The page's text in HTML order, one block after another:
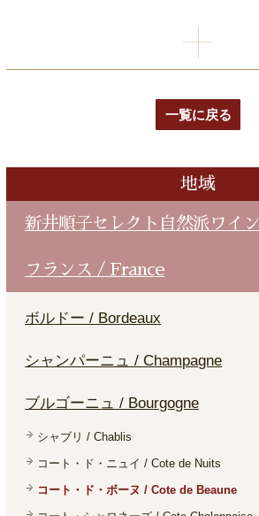
一覧に戻る
地域
新井順子セレクト自然派ワイン
フランス / France
ボルドー / Bordeaux
シャンパーニュ / Champagne
ブルゴーニュ / Bourgogne
シャブリ / Chablis
コート・ド・ニュイ / Cote de Nuits
コート・ド・ボーヌ / Cote de Beaune